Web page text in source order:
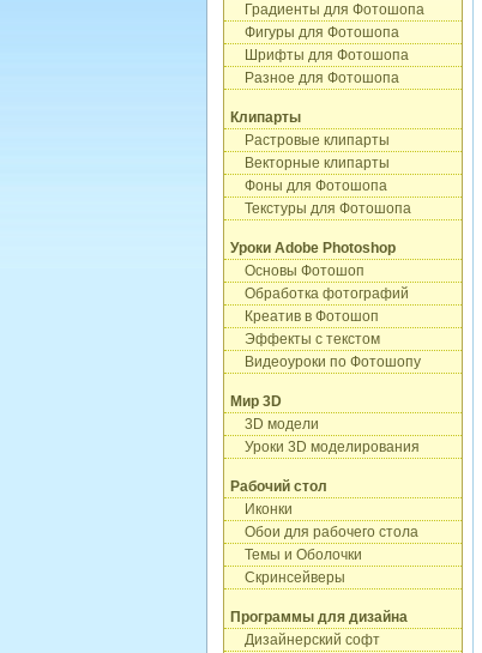
Градиенты для Фотошопа
Фигуры для Фотошопа
Шрифты для Фотошопа
Разное для Фотошопа
Клипарты
Растровые клипарты
Векторные клипарты
Фоны для Фотошопа
Текстуры для Фотошопа
Уроки Adobe Photoshop
Основы Фотошоп
Обработка фотографий
Креатив в Фотошоп
Эффекты с текстом
Видеоуроки по Фотошопу
Мир 3D
3D модели
Уроки 3D моделирования
Рабочий стол
Иконки
Обои для рабочего стола
Темы и Оболочки
Скринсейверы
Программы для дизайна
Дизайнерский софт